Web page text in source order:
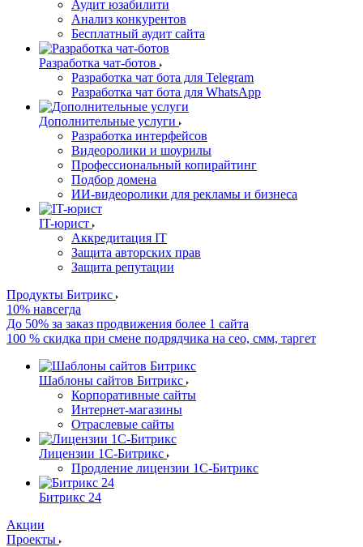
Аудит юзабилити
Анализ конкурентов
Бесплатный аудит сайта
Разработка чат-ботов
Разработка чат бота для Telegram
Разработка чат бота для WhatsApp
Дополнительные услуги
Разработка интерфейсов
Видеоролики и шоурилы
Профессиональный копирайтинг
Подбор домена
ИИ-видеоролики для рекламы и бизнеса
IT-юрист
Аккредитация IT
Защита авторских прав
Защита репутации
Продукты Битрикс
10% навсегда
До 50% за заказ продвижения более 1 сайта
100 % скидка при смене подрядчика на сео, смм, таргет
Шаблоны сайтов Битрикс
Корпоративные сайты
Интернет-магазины
Отраслевые сайты
Лицензии 1С-Битрикс
Продление лицензии 1С-Битрикс
Битрикс 24
Акции
Проекты